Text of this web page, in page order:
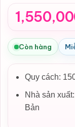
Còn hàng
Quy cách:
Nhà sản
Bản